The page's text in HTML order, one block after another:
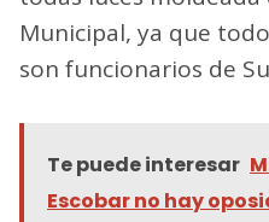
Municipal, ya que
son funcionarios de
Te puede interesar
Escobar no hay